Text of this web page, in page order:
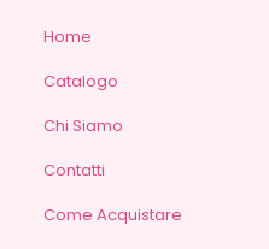
Home
Catalogo
Chi Siamo
Contatti
Come Acquistare